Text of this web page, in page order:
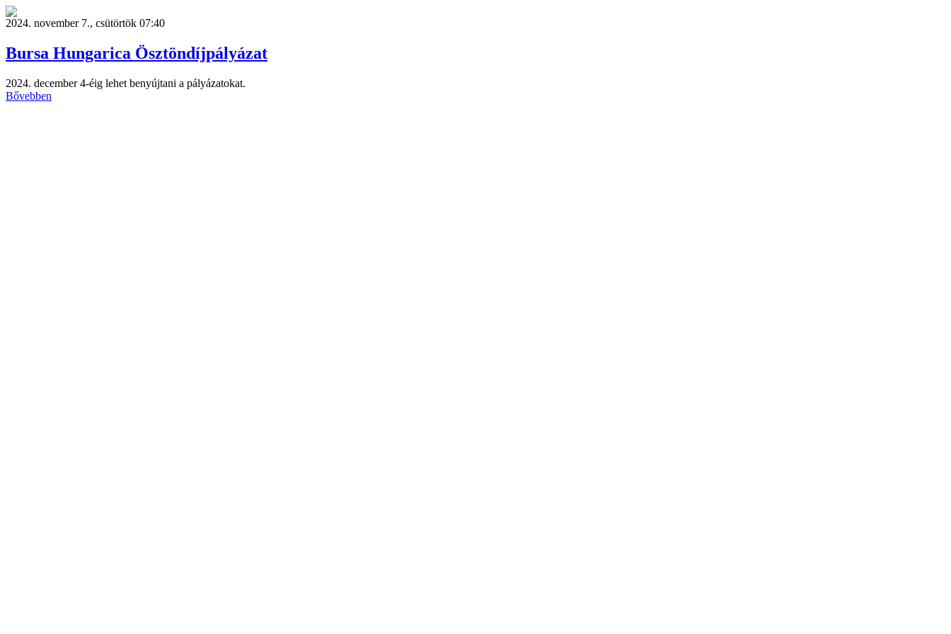
2024. november 7., csütörtök 07:40
Bursa Hungarica Ösztöndíjpályázat
2024. december 4-éig lehet benyújtani a pályázatokat.
Bővebben